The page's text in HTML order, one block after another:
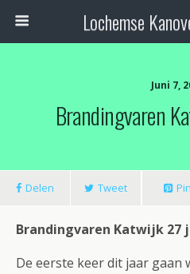
Lochemse
Juni 7,
Brandingvaren
Delen Tweet Pin
Brandingvaren Katwijk 27
De eerste keer dit jaar gaan